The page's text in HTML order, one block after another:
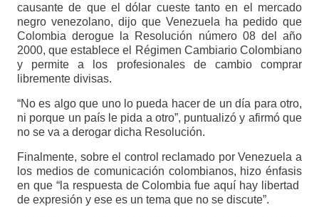
causante de que el dólar cueste tanto en el mercado
negro venezolano, dijo que Venezuela ha pedido que
Colombia derogue la Resolución número 08 del año
2000, que establece el Régimen Cambiario Colombiano
y permite a los profesionales de cambio comprar
libremente divisas.
“No es algo que uno lo pueda hacer de un día para otro,
ni porque un país le pida a otro”, puntualizó y afirmó que
no se va a derogar dicha Resolución.
Finalmente, sobre el control reclamado por Venezuela a
los medios de comunicación colombianos, hizo énfasis
en que “la respuesta de Colombia fue aquí hay libertad
de expresión y ese es un tema que no se discute”.